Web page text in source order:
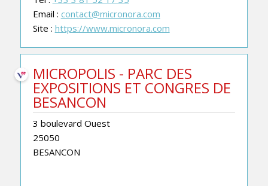
Email : contact@micronora.com
Site : https://www.micronora.com
MICROPOLIS - PARC DES
EXPOSITIONS ET CONGRES DE
BESANCON
3 boulevard Ouest
25050
BESANCON